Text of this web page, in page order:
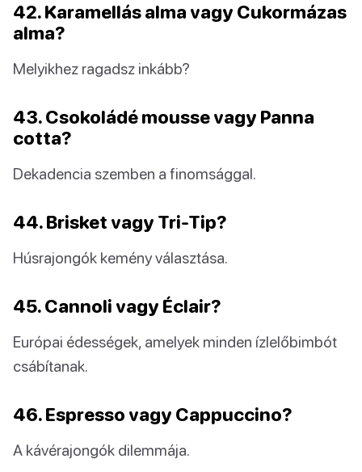
42. Karamellás alma vagy Cukormázas
alma?
Melyikhez ragadsz inkább?
43. Csokoládé mousse vagy Panna
cotta?
Dekadencia szemben a finomsággal.
44. Brisket vagy Tri-Tip?
Húsrajongók kemény választása.
45. Cannoli vagy Éclair?
Európai édességek, amelyek minden ízlelőbimbót
csábítanak.
46. Espresso vagy Cappuccino?
A kávérajongók dilemmája.